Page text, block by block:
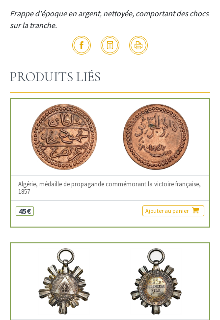
Frappe d'époque en argent, nettoyée, comportant des chocs
sur la tranche.
PRODUITS LIÉS
Algérie, médaille de propagande commémorant la victoire française,
1857
45€ Ajouter au panier